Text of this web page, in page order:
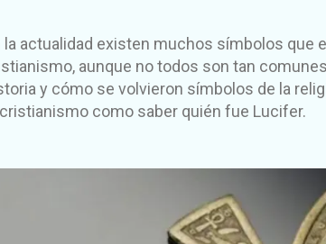
la actualidad existen muchos símbolos que
aunque no todos son tan
y cómo se volvieron símbolos de la
como saber quién fue Lucifer.